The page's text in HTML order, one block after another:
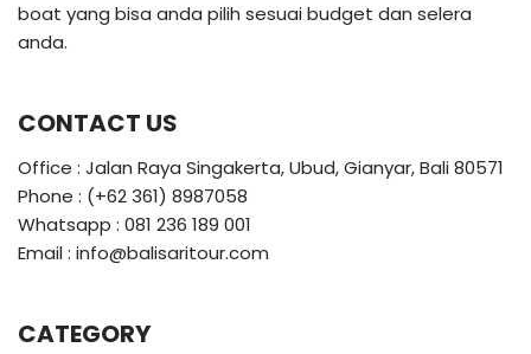
boat yang bisa anda pilih sesuai budget dan selera
anda.
CONTACT US
Office : Jalan Raya Singakerta, Ubud, Gianyar, Bali 80571
Phone : (+62 361) 8987058
Whatsapp : 081 236 189 001
Email : info@balisaritour.com
CATEGORY